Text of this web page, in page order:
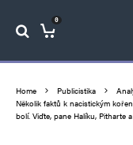
0
Home Publicistika
Několik faktů k nacistickým
bolí. Viďte, pane Halíku, Pitharte